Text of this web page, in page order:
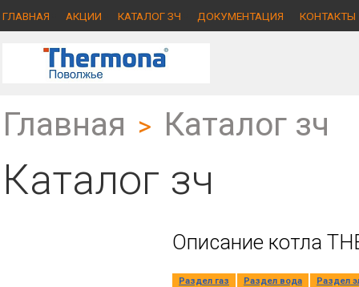
ГЛАВНАЯ АКЦИИ КАТАЛОГ ЗЧ ДОКУМЕНТАЦИЯ КОНТАКТЫ
Главная > Каталог зч
Каталог зч
Описание котла
Раздел газ Раздел вода Раздел